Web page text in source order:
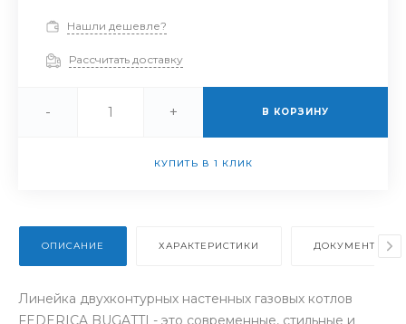
Нашли дешевле?
Рассчитать доставку
- + В КОРЗИНУ
КУПИТЬ В 1 КЛИК
ОПИСАНИЕ ХАРАКТЕРИСТИКИ ДОКУМЕНТЫ
Линейка двухконтурных настенных газовых котлов
FEDERICA BUGATTI - это современные, стильные и